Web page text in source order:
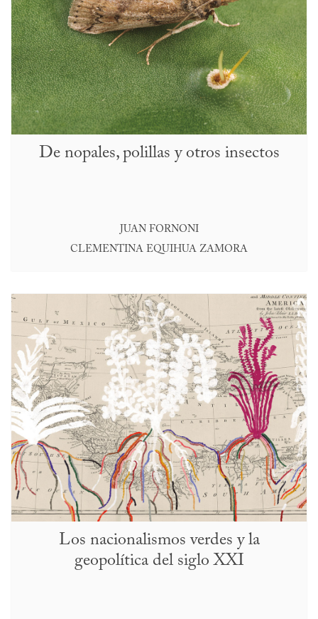
De nopales, polillas y otros insectos
JUAN FORNONI
CLEMENTINA EQUIHUA ZAMORA
Los nacionalismos verdes y la
geopolítica del siglo XXI